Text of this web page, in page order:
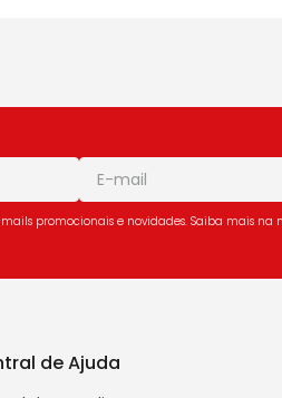
promocionais e novidades. Saiba mais na
de Ajuda